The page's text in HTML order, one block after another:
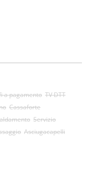
a pagamento TV DTT
Cassaforte
Servizio
Asciugacapelli